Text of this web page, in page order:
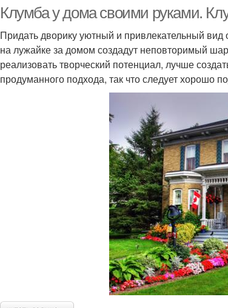
Клумба у дома своими руками.
Придать дворику уютный и привлекательный
на лужайке за домом создадут неповторимый
реализовать творческий потенциал, лучше
продуманного подхода, так что следует хорошо